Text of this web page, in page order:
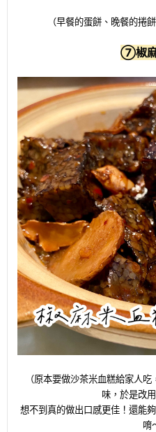
（早餐的蛋餅、晚餐的捲
⑦椒
（原本要做沙茶米血糕給家人
味，於是改
想不到真的做出口感更佳！ 還能
唷